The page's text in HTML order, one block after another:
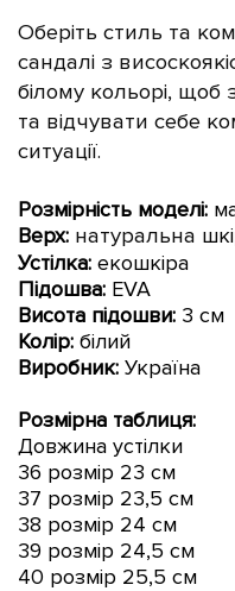
Оберіть стиль та
сандалі з
білому кольорі,
та відчувати себе
ситуації.
Розмірність моделі:
Верх: натуральна
Устілка: екошкіра
Підошва: EVA
Висота підошви: 3 см
Колір: білий
Виробник: Україна
Розмірна таблиця:
Довжина устілки
36 розмір 23 см
37 розмір 23,5 см
38 розмір 24 см
39 розмір 24,5 см
40 розмір 25,5 см